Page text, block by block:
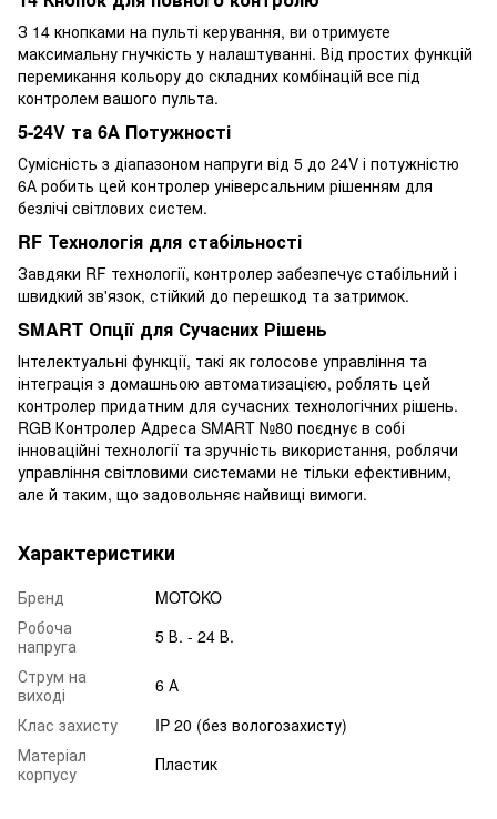
З 14 кнопками на пульті керування, ви отримуєте
максимальну гнучкість у налаштуванні. Від простих функцій
перемикання кольору до складних комбінацій все під
контролем вашого пульта.
5-24V та 6А Потужності
Сумісність з діапазоном напруги від 5 до 24V і потужністю
6А робить цей контролер універсальним рішенням для
безлічі світлових систем.
RF Технологія для стабільності
Завдяки RF технології, контролер забезпечує стабільний і
швидкий зв'язок, стійкий до перешкод та затримок.
SMART Опції для Сучасних Рішень
Інтелектуальні функції, такі як голосове управління та
інтеграція з домашньою автоматизацією, роблять цей
контролер придатним для сучасних технологічних рішень.
RGB Контролер Адреса SMART №80 поєднує в собі
інноваційні технології та зручність використання, роблячи
управління світловими системами не тільки ефективним,
але й таким, що задовольняє найвищі вимоги.
Характеристики
Бренд
MOTOKO
Робоча
напруга
5 В. - 24 В.
Струм на
виході
6 А
Клас захисту
IP 20 (без вологозахисту)
Матеріал
корпусу
Пластик